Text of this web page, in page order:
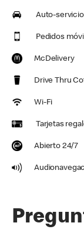
Auto-servicio
Pedidos
McDelivery
Drive Thru
Wi-Fi
Tarjetas
Abierto 24/7